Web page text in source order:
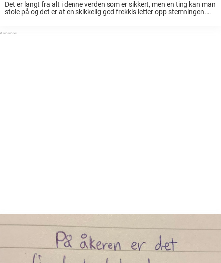
Det er langt fra alt i denne verden som er sikkert, men en ting kan man
stole på og det er at en skikkelig god frekkis letter opp stemningen.